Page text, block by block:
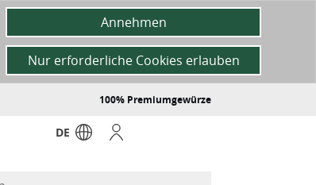
100% Premiumgewürze
DE
Annehmen
Nur erforderliche Cookies erlauben